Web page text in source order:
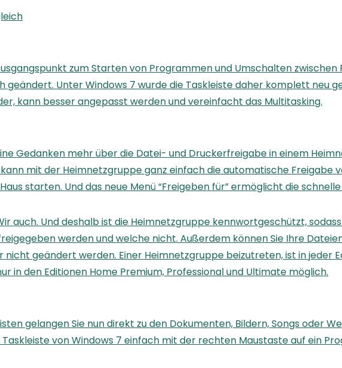
zum Starten von Programmen und Umschalten
geändert. Unter Windows 7 wurde die Taskleiste daher komplett neu
kann besser angepasst werden und vereinfacht das Multitasking.
Gedanken mehr über die Datei- und Druckerfreigabe in einem
mit der Heimnetzgruppe ganz einfach die automatische Freigabe
starten. Und das neue Menü “Freigeben für” ermöglicht die
auch. Und deshalb ist die Heimnetzgruppe kennwortgeschützt,
werden und welche nicht. Außerdem können Sie Ihre
geändert werden. Einer Heimnetzgruppe beizutreten, ist in jeder
in den Editionen Home Premium, Professional und Ultimate möglich.
gelangen Sie nun direkt zu den Dokumenten, Bildern, Songs oder
von Windows 7 einfach mit der rechten Maustaste auf ein